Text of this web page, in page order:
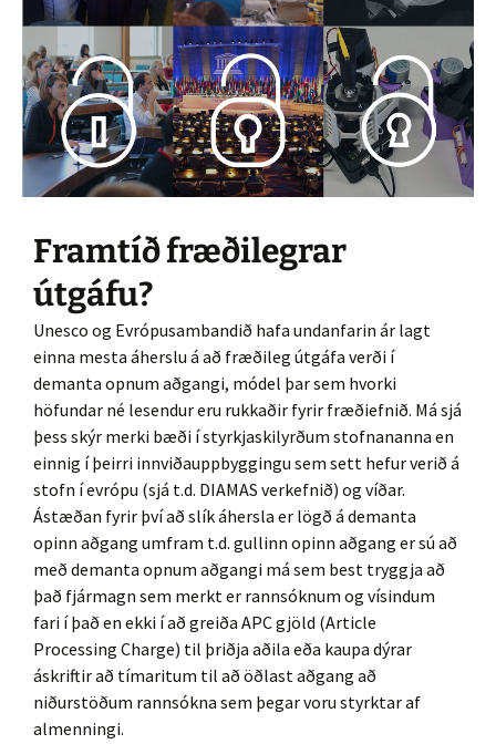
Framtíð fræðilegrar
útgáfu?
Unesco og Evrópusambandið hafa undanfarin ár lagt
einna mesta áherslu á að fræðileg útgáfa verði í
demanta opnum aðgangi, módel þar sem hvorki
höfundar né lesendur eru rukkaðir fyrir fræðiefnið. Má sjá
þess skýr merki bæði í styrkjaskilyrðum stofnananna en
einnig í þeirri innviðauppbyggingu sem sett hefur verið á
stofn í evrópu (sjá t.d. DIAMAS verkefnið) og víðar.
Ástæðan fyrir því að slík áhersla er lögð á demanta
opinn aðgang umfram t.d. gullinn opinn aðgang er sú að
með demanta opnum aðgangi má sem best tryggja að
það fjármagn sem merkt er rannsóknum og vísindum
fari í það en ekki í að greiða APC gjöld (Article
Processing Charge) til þriðja aðila eða kaupa dýrar
áskriftir að tímaritum til að öðlast aðgang að
niðurstöðum rannsókna sem þegar voru styrktar af
almenningi.